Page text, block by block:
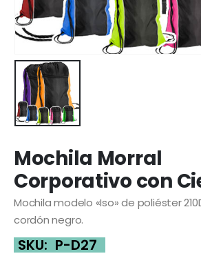
Mochila Morral
Corporativo con
Mochila modelo «Iso» de poliéster
cordón negro.
SKU: P-D27